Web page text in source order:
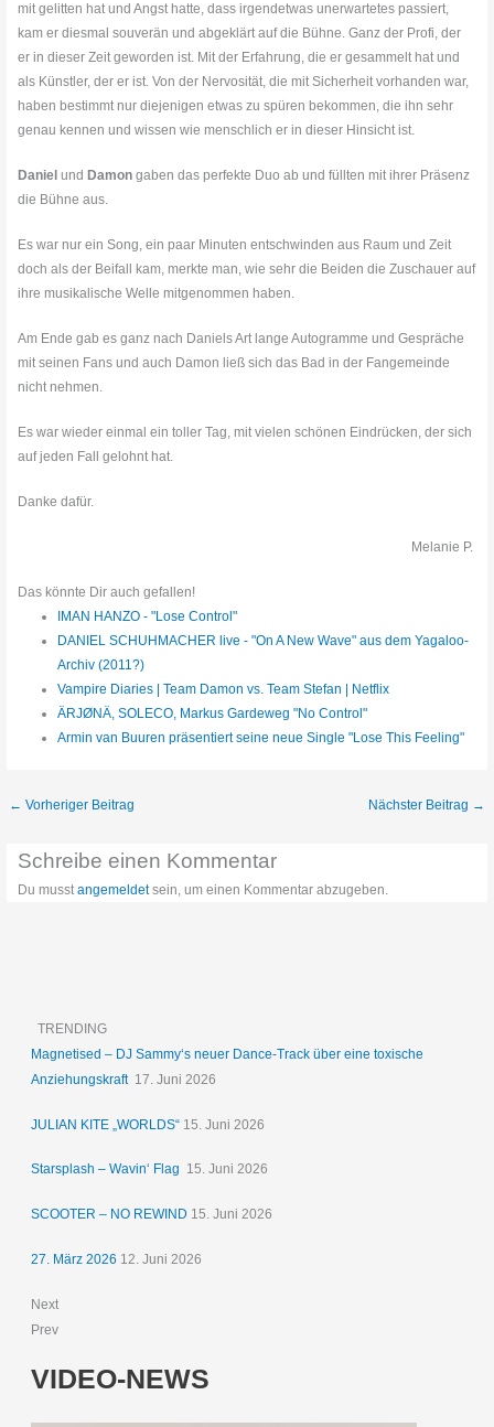
mit gelitten hat und Angst hatte, dass irgendetwas unerwartetes passiert,
kam er diesmal souverän und abgeklärt auf die Bühne. Ganz der Profi, der
er in dieser Zeit geworden ist. Mit der Erfahrung, die er gesammelt hat und
als Künstler, der er ist. Von der Nervosität, die mit Sicherheit vorhanden war,
haben bestimmt nur diejenigen etwas zu spüren bekommen, die ihn sehr
genau kennen und wissen wie menschlich er in dieser Hinsicht ist.
Daniel und Damon gaben das perfekte Duo ab und füllten mit ihrer Präsenz
die Bühne aus.
Es war nur ein Song, ein paar Minuten entschwinden aus Raum und Zeit
doch als der Beifall kam, merkte man, wie sehr die Beiden die Zuschauer auf
ihre musikalische Welle mitgenommen haben.
Am Ende gab es ganz nach Daniels Art lange Autogramme und Gespräche
mit seinen Fans und auch Damon ließ sich das Bad in der Fangemeinde
nicht nehmen.
Es war wieder einmal ein toller Tag, mit vielen schönen Eindrücken, der sich
auf jeden Fall gelohnt hat.
Danke dafür.
Melanie P.
Das könnte Dir auch gefallen!
IMAN HANZO - "Lose Control"
DANIEL SCHUHMACHER live - "On A New Wave" aus dem Yagaloo-
Archiv (2011?)
Vampire Diaries | Team Damon vs. Team Stefan | Netflix
ÄRJØNÄ, SOLECO, Markus Gardeweg "No Control"
Armin van Buuren präsentiert seine neue Single "Lose This Feeling"
← Vorheriger Beitrag Nächster Beitrag →
Schreibe einen Kommentar
Du musstangemeldetsein, um einen Kommentar abzugeben.
TRENDING
Magnetised – DJ Sammy‘s neuer Dance-Track über eine toxische
Anziehungskraft 17. Juni 2026
JULIAN KITE „WORLDS“ 15. Juni 2026
Starsplash – Wavin‘ Flag 15. Juni 2026
SCOOTER – NO REWIND 15. Juni 2026
27. März 2026 12. Juni 2026
Next
Prev
VIDEO-NEWS